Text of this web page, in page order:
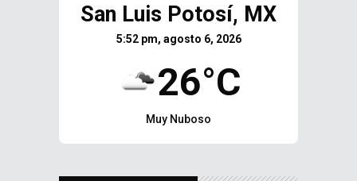
San Luis Potosí, MX
5:52 pm, agosto 6, 2026
26°C
Muy Nuboso